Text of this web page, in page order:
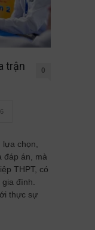
trận
0
chọn,
đáp án, mà
THPT, có
đình.
thực sự